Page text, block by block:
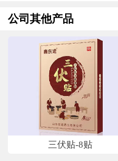
公司其他产品
三伏贴-8贴